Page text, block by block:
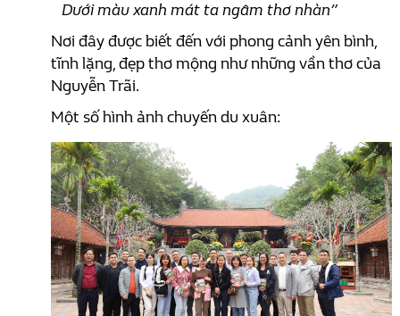
Dưới màu xanh mát ta ngâm thơ nhàn”
Nơi đây được biết đến với phong cảnh yên bình,
tĩnh lặng, đẹp thơ mộng như những vần thơ của
Nguyễn Trãi.
Một số hình ảnh chuyến du xuân: